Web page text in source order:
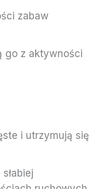
zabaw
go z aktywności
i utrzymują się